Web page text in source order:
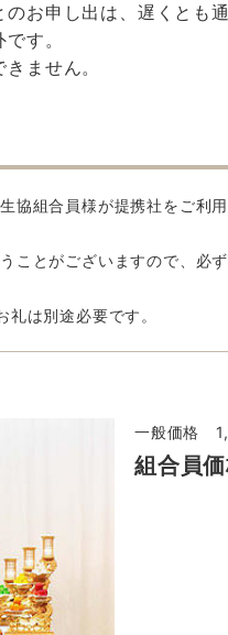
お申し出は、遅くとも
す。
ません。
協組合員様が提携社をご利
ことがございますので、必
は別途必要です。
一般価格
組合員